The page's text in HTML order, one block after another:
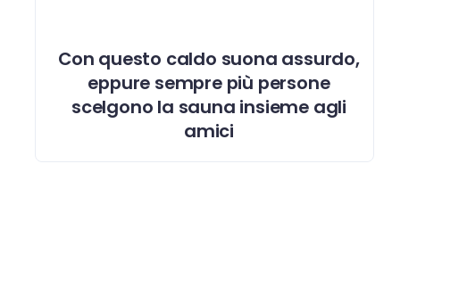
Con questo caldo suona assurdo,
eppure sempre più persone
scelgono la sauna insieme agli
amici